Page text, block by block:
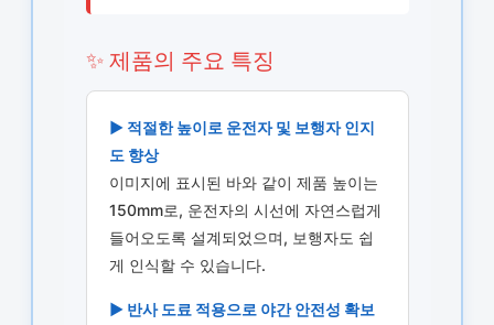
✨ 제품의 주요 특징
▶ 적절한 높이로 운전자 및 보행자 인지
도 향상
이미지에 표시된 바와 같이 제품 높이는
150mm로, 운전자의 시선에 자연스럽게
들어오도록 설계되었으며, 보행자도 쉽
게 인식할 수 있습니다.
▶ 반사 도료 적용으로 야간 안전성 확보